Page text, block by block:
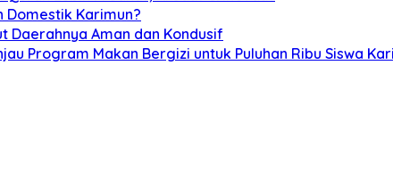
Domestik Karimun?
Daerahnya Aman dan Kondusif
Program Makan Bergizi untuk Puluhan Ribu Siswa